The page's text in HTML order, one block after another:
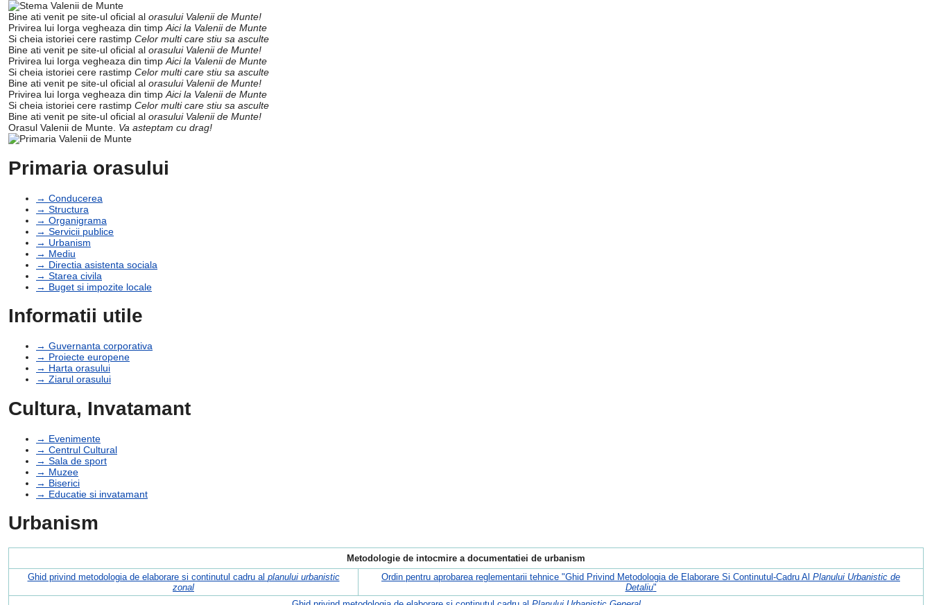
Bine ati venit pe site-ul oficial al orasului Valenii de Munte!
Privirea lui Iorga vegheaza din timp Aici la Valenii de Munte
Si cheia istoriei cere rastimp Celor multi care stiu sa asculte
Bine ati venit pe site-ul oficial al orasului Valenii de Munte!
Privirea lui Iorga vegheaza din timp Aici la Valenii de Munte
Si cheia istoriei cere rastimp Celor multi care stiu sa asculte
Bine ati venit pe site-ul oficial al orasului Valenii de Munte!
Privirea lui Iorga vegheaza din timp Aici la Valenii de Munte
Si cheia istoriei cere rastimp Celor multi care stiu sa asculte
Bine ati venit pe site-ul oficial al orasului Valenii de Munte!
Orasul Valenii de Munte. Va asteptam cu drag!
Primaria orasului
→ Conducerea
→ Structura
→ Organigrama
→ Servicii publice
→ Urbanism
→ Mediu
→ Directia asistenta sociala
→ Starea civila
→ Buget si impozite locale
Informatii utile
→ Guvernanta corporativa
→ Proiecte europene
→ Harta orasului
→ Ziarul orasului
Cultura, Invatamant
→ Evenimente
→ Centrul Cultural
→ Sala de sport
→ Muzee
→ Biserici
→ Educatie si invatamant
Urbanism
Metodologie de intocmire a documentatiei de urbanism
Ghid privind metodologia de elaborare si continutul cadru al planului urbanistic
zonal
Ordin pentru aprobarea reglementarii tehnice "Ghid Privind Metodologia de Elaborare Si Continutul-Cadru Al Planului Urbanistic de
Detaliu"